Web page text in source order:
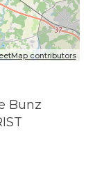
contributors
Bunz